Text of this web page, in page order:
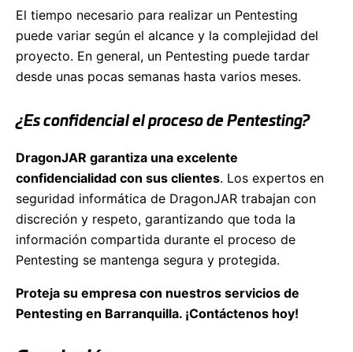
El tiempo necesario para realizar un Pentesting
puede variar según el alcance y la complejidad del
proyecto. En general, un Pentesting puede tardar
desde unas pocas semanas hasta varios meses.
¿Es confidencial el proceso de Pentesting?
DragonJAR garantiza una excelente
confidencialidad con sus clientes. Los expertos en
seguridad informática de DragonJAR trabajan con
discreción y respeto, garantizando que toda la
información compartida durante el proceso de
Pentesting se mantenga segura y protegida.
Proteja su empresa con nuestros servicios de
Pentesting en Barranquilla. ¡Contáctenos hoy!